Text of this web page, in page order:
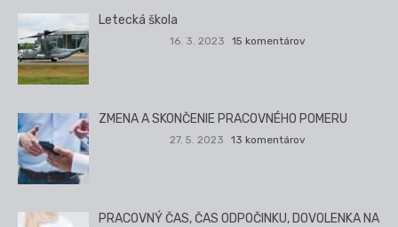
Letecká škola
16. 3. 2023 15 komentárov
ZMENA A SKONČENIE PRACOVNÉHO POMERU
27. 5. 2023 13 komentárov
PRACOVNÝ ČAS, ČAS ODPOČINKU, DOVOLENKA NA